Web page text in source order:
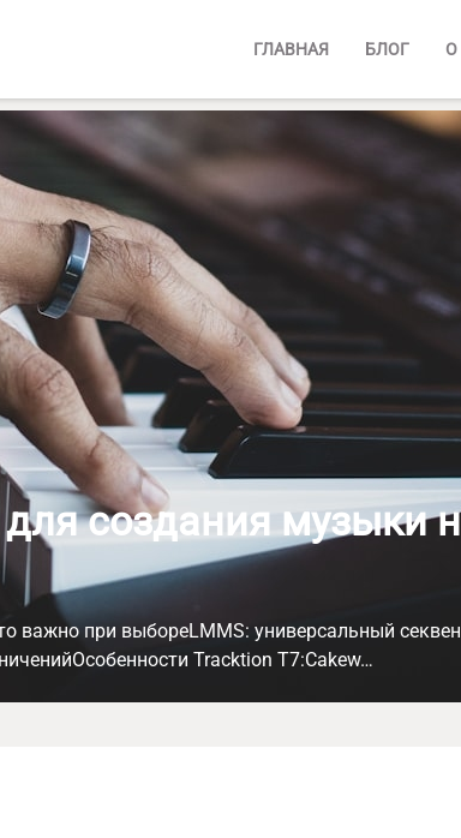
ГЛАВНАЯ БЛОГ О
создания музыки
важно при выбореLMMS: универсальный
Tracktion T7:Cakew…